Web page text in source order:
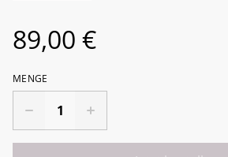
89,00 €
MENGE